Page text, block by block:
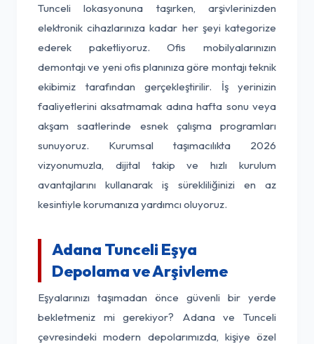
Tunceli lokasyonuna taşırken, arşivlerinizden
elektronik cihazlarınıza kadar her şeyi kategorize
ederek paketliyoruz. Ofis mobilyalarınızın
demontajı ve yeni ofis planınıza göre montajı teknik
ekibimiz tarafından gerçekleştirilir. İş yerinizin
faaliyetlerini aksatmamak adına hafta sonu veya
akşam saatlerinde esnek çalışma programları
sunuyoruz. Kurumsal taşımacılıkta 2026
vizyonumuzla, dijital takip ve hızlı kurulum
avantajlarını kullanarak iş sürekliliğinizi en az
kesintiyle korumanıza yardımcı oluyoruz.
Adana Tunceli Eşya
Depolama ve Arşivleme
Eşyalarınızı taşımadan önce güvenli bir yerde
bekletmeniz mi gerekiyor? Adana ve Tunceli
çevresindeki modern depolarımızda, kişiye özel